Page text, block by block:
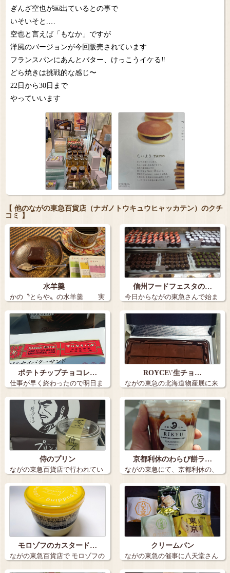
ぎんざ空也が￼出ているとの事で
いそいそと.…
空也と言えば「もなか」ですが
洋風のバージョンが今回販売されています
フランスパンにあんとバター、けっこうイケる‼️
どら焼きは挑戦的な感じ〜
22日から30日まで
やっていいます
【 他のながの東急百貨店（ナガノトウキュウヒャッカテン）のクチ
コミ 】
水羊羹
かの〝とらや〟の水羊羹 実
にすばら…
信州フードフェスタの…
今日からながの東急さんで始ま
った信州フー…
ポテトチップチョコレ…
仕事が早く終わったので明日ま
でながの東急…
ROYCE\'生チョ…
ながの東急の北海道物産展に来
たらやはりこ…
侍のプリン
ながの東急百貨店で行われてい
る北海道物産…
京都利休のわらび餅ラ…
ながの東急にて、京都利休の、
わらび餅ラテ…
モロゾフのカスタード…
ながの東急百貨店で モロゾフの
カスター…
クリームパン
ながの東急の催事に八天堂さん
が！ シャ…